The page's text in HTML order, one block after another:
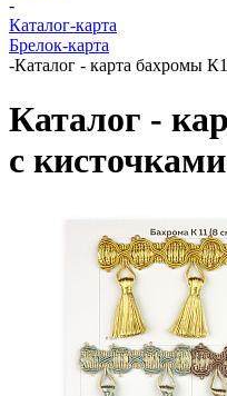
-
Каталог-карта
Брелок-карта
-Каталог - карта бахромы
Каталог -
с кисточками